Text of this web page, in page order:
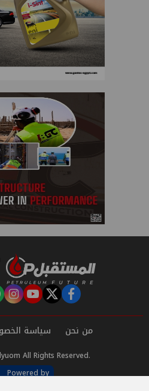
facebook
twitter
من نحن سياسة
All Rights Reserved.
Powered by